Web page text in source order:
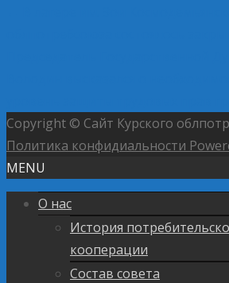
Copyright © Сайт Курского
Политика конфидиальности
MENU
О нас
История
кооперации
Состав совета